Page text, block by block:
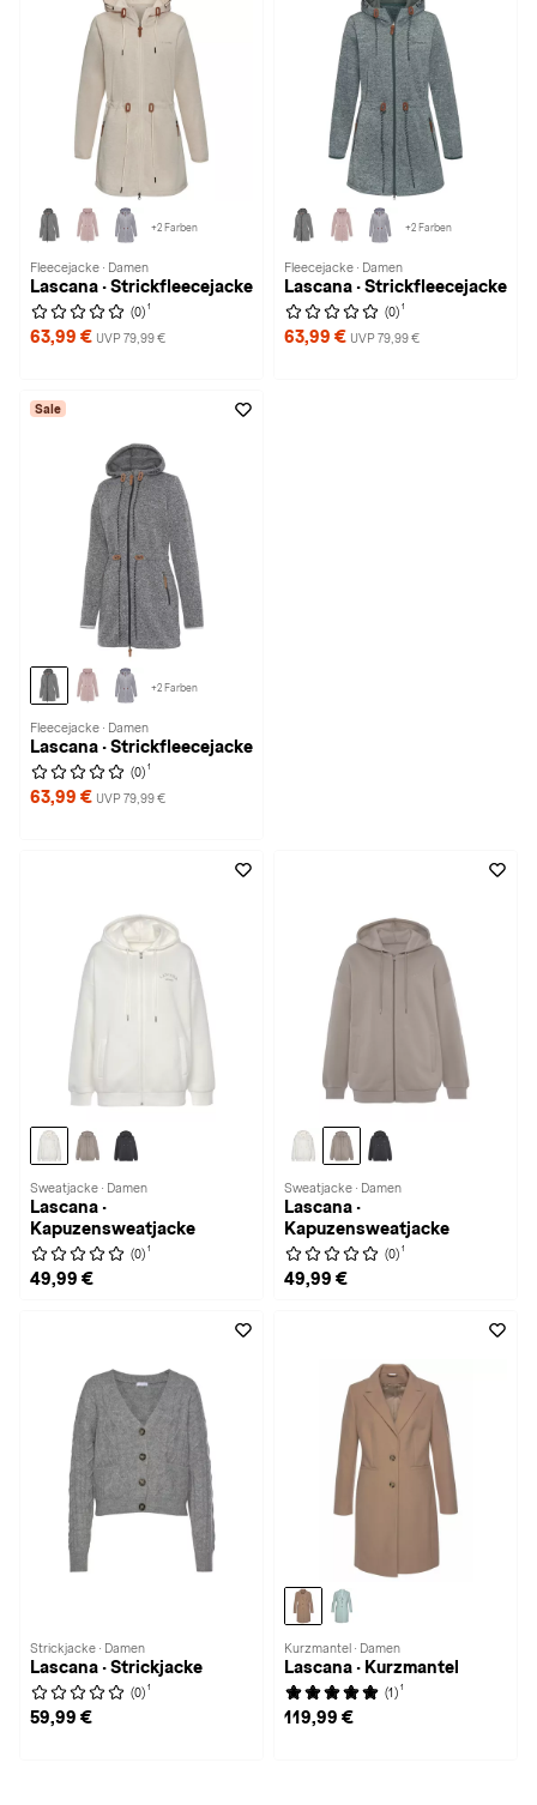
+2 Farben
Fleecejacke · Damen
Lascana · Strickfleecejacke
(0) 1
63,99 € UVP 79,99 €
+2 Farben
Fleecejacke · Damen
Lascana · Strickfleecejacke
(0) 1
63,99 € UVP 79,99 €
Sale
+2 Farben
Fleecejacke · Damen
Lascana · Strickfleecejacke
(0) 1
63,99 € UVP 79,99 €
Sweatjacke · Damen
Lascana ·
Kapuzensweatjacke
(0) 1
49,99 €
Sweatjacke · Damen
Lascana ·
Kapuzensweatjacke
(0) 1
49,99 €
Strickjacke · Damen
Lascana · Strickjacke
(0) 1
59,99 €
Kurzmantel · Damen
Lascana · Kurzmantel
(1) 1
119,99 €